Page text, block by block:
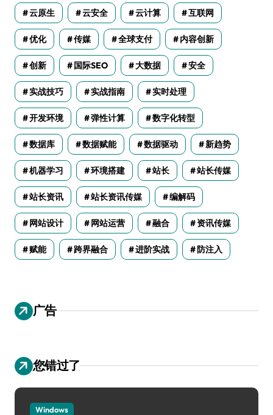
云原生 云安全 云计算 互联网
优化 传媒 全球支付 内容创新
创新 国际SEO 大数据 安全
实战技巧 实战指南 实时处理
开发环境 弹性计算 数字化转型
数据库 数据赋能 数据驱动 新趋势
机器学习 环境搭建 站长 站长传媒
站长资讯 站长资讯传媒 编解码
网站设计 网站运营 融合 资讯传媒
赋能 跨界融合 进阶实战 防注入
广告
您错过了
Windows